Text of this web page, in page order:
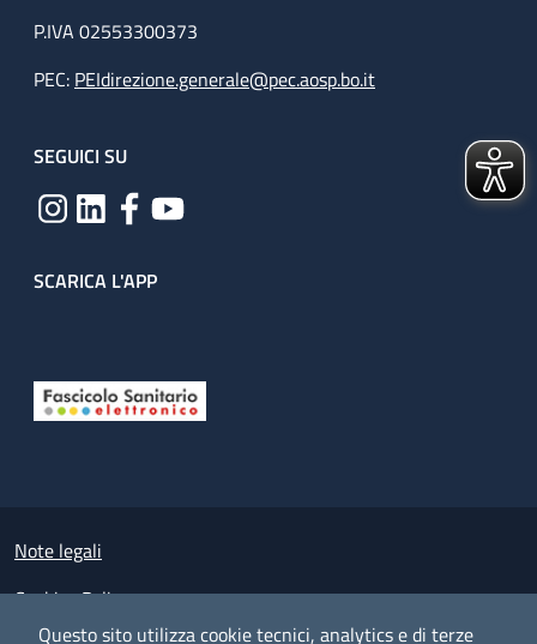
Questo sito utilizza cookie tecnici, analytics e di terze
P.IVA 02553300373
PEC: PEIdirezione.generale@pec.aosp.bo.it
SEGUICI SU
SCARICA L'APP
Small prints
Note legali
Cookies Policy